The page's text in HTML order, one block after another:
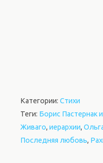
Категории: Стихи
Теги: Борис Пастернак
Живаго, иерархии,
Последняя любовь,